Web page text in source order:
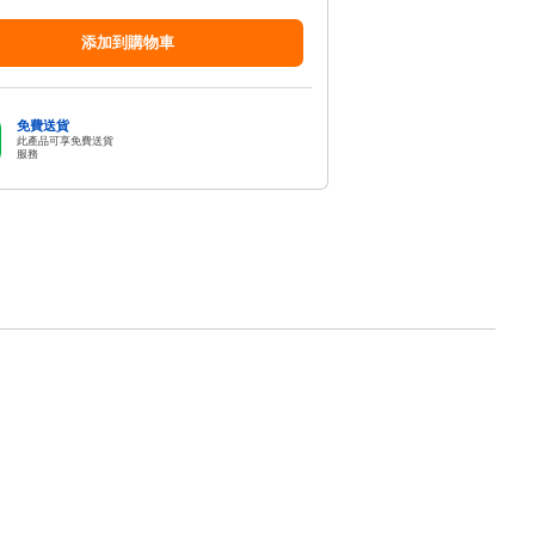
添加到購物車
免費送貨
此產品可享免費送貨
服務